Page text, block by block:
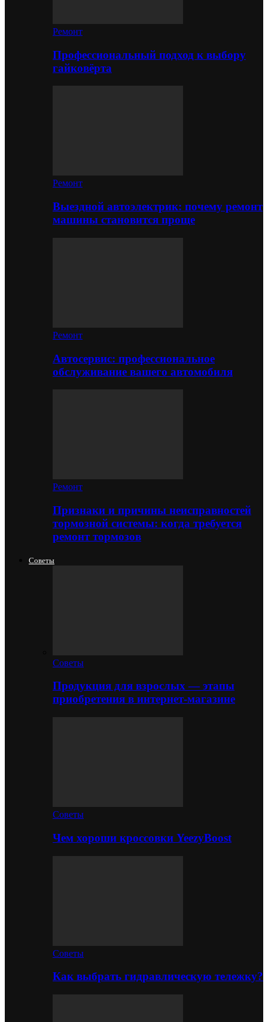
Ремонт
Профессиональный подход к выбору
гайковёрта
Ремонт
Выездной автоэлектрик: почему ремонт
машины становится проще
Ремонт
Автосервис: профессиональное
обслуживание вашего автомобиля
Ремонт
Признаки и причины неисправностей
тормозной системы: когда требуется
ремонт тормозов
Советы
Советы
Продукция для взрослых — этапы
приобретения в интернет-магазине
Советы
Чем хороши кроссовки YeezyBoost
Советы
Как выбрать гидравлическую тележку?